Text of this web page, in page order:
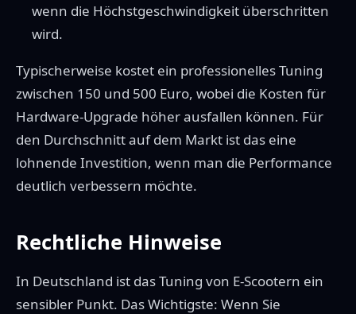
wenn die Höchstgeschwindigkeit überschritten
wird.
Typischerweise kostet ein professionelles Tuning
zwischen 150 und 500 Euro, wobei die Kosten für
Hardware-Upgrade höher ausfallen können. Für
den Durchschnitt auf dem Markt ist das eine
lohnende Investition, wenn man die Performance
deutlich verbessern möchte.
Rechtliche Hinweise
In Deutschland ist das Tuning von E-Scootern ein
sensibler Punkt. Das Wichtigste: Wenn Sie